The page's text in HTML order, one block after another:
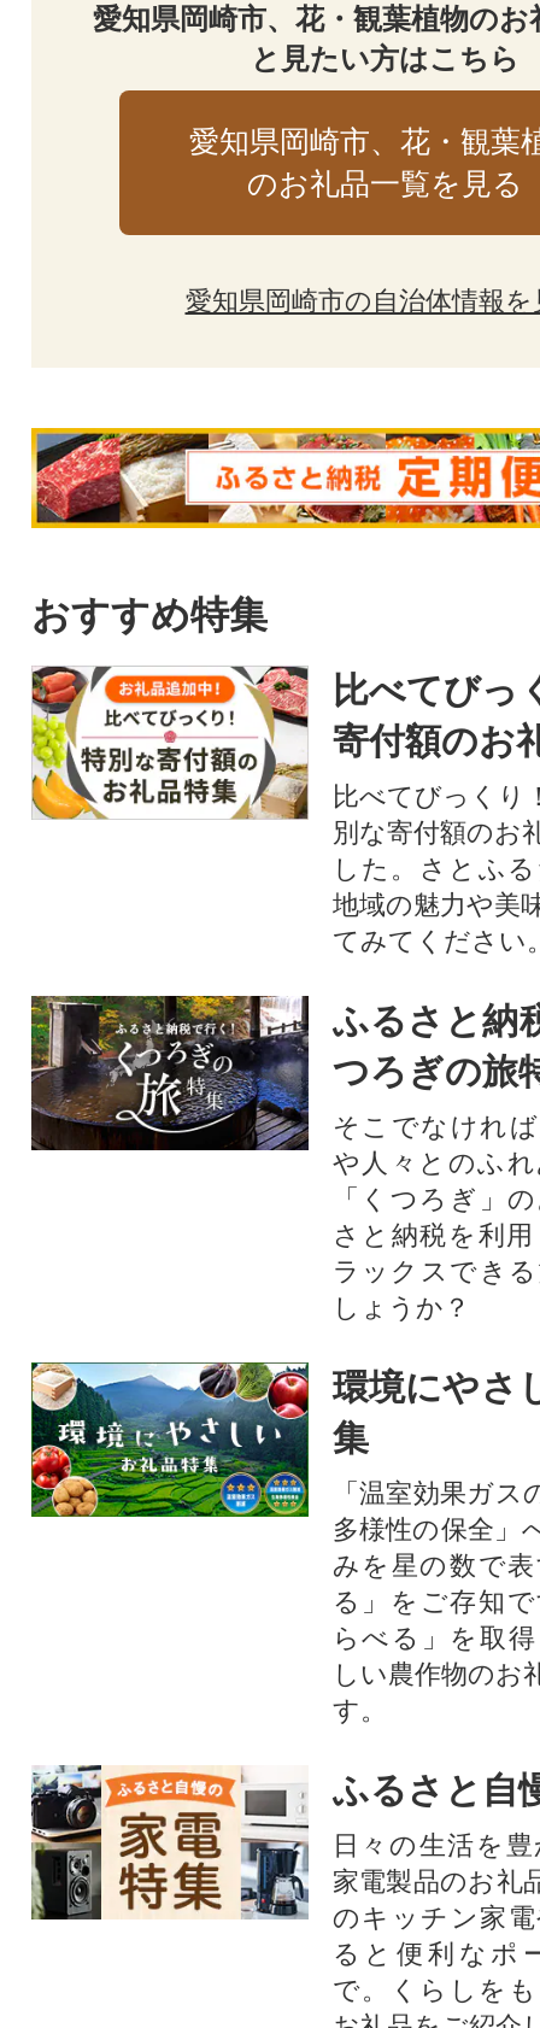
愛知県岡崎市、花・観葉植物の
と見たい方はこちら
愛知県岡崎市、花・観葉
のお礼品一覧を見る
愛知県岡崎市の自治体情報を
おすすめ特集
比べてびっ
寄付額のお
比べてびっくり
別な寄付額のお
した。さとふ
地域の魅力や美
てみてください
ふるさと納
つろぎの旅
そこでなけれ
や人々とのふ
「くつろぎ」
さと納税を利
ラックスでき
しょうか？
環境にやさ
集
「温室効果ガ
多様性の保全」
みを星の数で
る」をご存知
らべる」を取
しい農作物のお
す。​
ふるさと自
日々の生活を
家電製品のお礼
のキッチン家
ると便利なポ
で。くらしを